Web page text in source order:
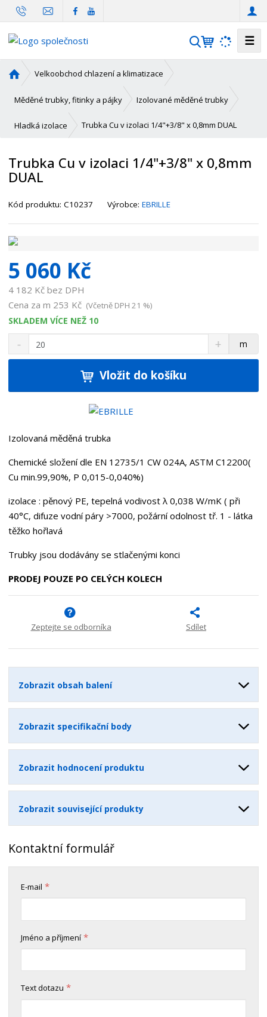
V
e
a
☰
v
o
n
t
r
n
Velkoobchod chlazení a klimatizace
Měděné trubky, fitinky a pájky Izolované měděné trubky
Hladká izolace Trubka Cu v izolaci 1/4"+3/8" x 0,8mm DUAL
Trubka Cu v izolaci 1/4"+3/8" x 0,8mm
DUAL
Kód produktu:C10237
K
a
e
e
:
0
1
1
Výrobce:EBRILLE
5 060 Kč
4 182 Kč bez DPH
Cena za m 253 Kč (Včetně DPH 21 %)
SKLADEM VÍCE NEŽ 10
m
i
č
e
N
a
v
š
ž
s
v
í
n
í
i
o
ž
s
t
v
í
m
Vložit do košíku
Izolovaná měděná trubka
Chemické složení dle EN 12735/1 CW 024A, ASTM C12200(
Cu min.99,90%, P 0,015-0,040%)
izolace : pěnový PE, tepelná vodivost λ 0,038 W/mK ( při
40°C, difuze vodní páry >7000, požární odolnost tř. 1 - látka
těžko hořlavá
Trubky jsou dodávány se stlačenými konci
PRODEJ POUZE PO CELÝCH KOLECH
Zeptejte se odborníka Sdílet
Zobrazit obsah balení
Zobrazit specifikační body
Zobrazit hodnocení produktu
Zobrazit související produkty
Kontaktní formulář
E-mail *
Jméno a příjmení *
Text dotazu *